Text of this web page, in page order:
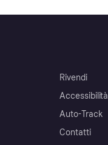
Rivendi
Accessibilità
Auto-Track
Contatti